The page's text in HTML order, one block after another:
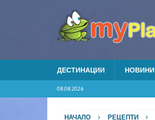
ДЕСТИНАЦИИ НОВИНИ
08.08.2026
НАЧАЛО РЕЦЕПТИ